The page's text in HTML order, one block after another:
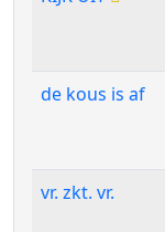
de kous is af
vr. zkt. vr.